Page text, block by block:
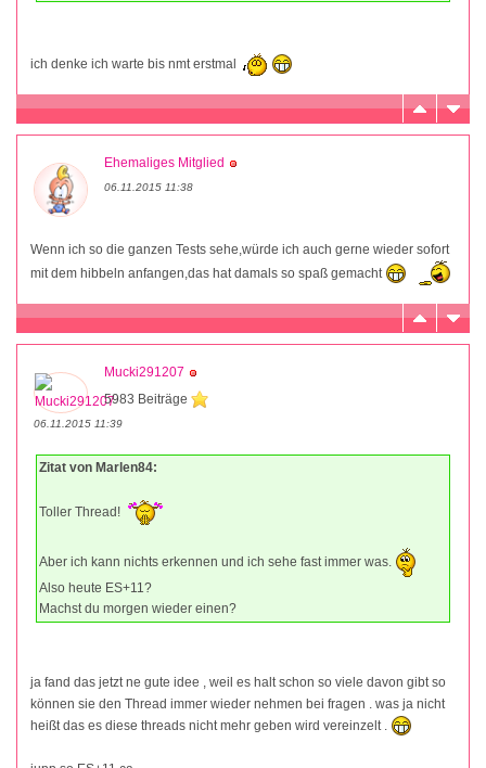
ich denke ich warte bis nmt erstmal
Ehemaliges Mitglied
06.11.2015 11:38
Wenn ich so die ganzen Tests sehe,würde ich auch gerne wieder sofort
mit dem hibbeln anfangen,das hat damals so spaß gemacht
Mucki291207
5983 Beiträge
06.11.2015 11:39
Zitat von Marlen84:
Toller Thread!
Aber ich kann nichts erkennen und ich sehe fast immer was.
Also heute ES+11?
Machst du morgen wieder einen?
ja fand das jetzt ne gute idee , weil es halt schon so viele davon gibt so
können sie den Thread immer wieder nehmen bei fragen . was ja nicht
heißt das es diese threads nicht mehr geben wird vereinzelt .